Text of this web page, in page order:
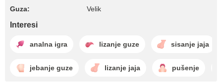
Guza: Velik
Interesi
analna igra lizanje guze sisanje jaja
jebanje guze lizanje jaja pušenje